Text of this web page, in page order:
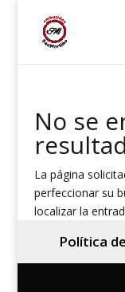
No se
La página
perfeccionar su
localizar la
Política